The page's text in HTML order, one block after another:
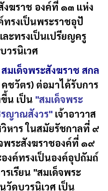
งฆราช องค์ที่ ๑๓ แห่ง
ทรงเป็นพระราชอุปั
ะทรงเป็นเปรียญครู
วรนิเวศ
มเด็จพระสังฆราช สกล
คชวัตร) ต่อมาได้รับการ
น เป็น "สมเด็จพระ
รญาณสังวร" เจ้าอาวาส
หาร ในสมัยรัชกาลที่ ๙
พระสังฆราชองค์ที่ ๑๙
งค์ทรงเป็นองค์อุปถัมถ์
รเรียน "สมเด็จพระ
วัดบวรนิเวศ เป็น